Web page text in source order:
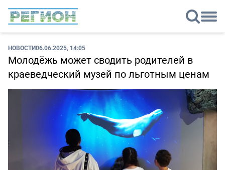
НОВОСТИ06.06.2025, 14:05
Молодёжь может сводить родителей в
краеведческий музей по льготным ценам